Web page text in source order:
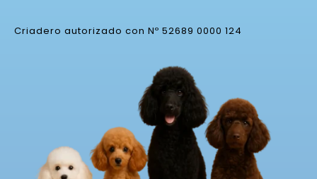
Criadero autorizado con Nº 52689 0000 124